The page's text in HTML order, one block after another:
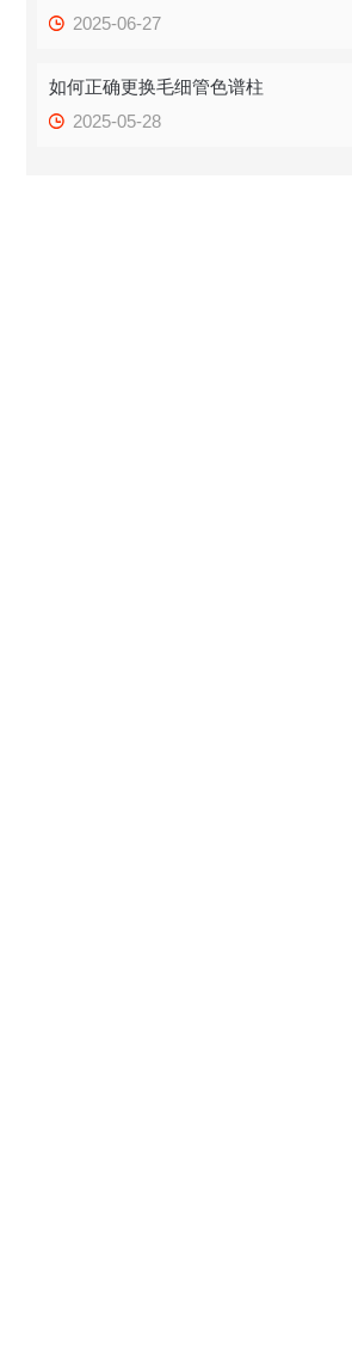
2025-06-27
如何正确更换毛细管色谱柱
2025-05-28